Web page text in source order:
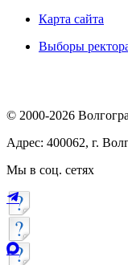
Карта сайта
Выборы
© 2000-2026
Адрес: 400062, г.
Мы в соц. сетях